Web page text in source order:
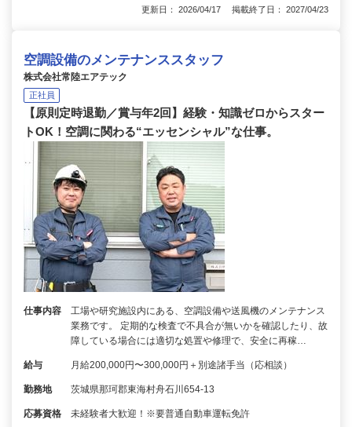
更新日： 2026/04/17 掲載終了日： 2027/04/23
空調設備のメンテナンススタッフ
株式会社常陸エアテック
正社員
【原則定時退勤／賞与年2回】経験・知識ゼロからスター
トOK！空調に関わる“エッセンシャル”な仕事。
仕事内容
工場や研究施設内にある、空調設備や送風機のメンテナンス
業務です。 定期的な検査で不具合が無いかを確認したり、故
障している場合には適切な処置や修理で、安全に再稼…
給与 月給200,000円〜300,000円＋別途諸手当（応相談）
勤務地 茨城県那珂郡東海村舟石川654-13
応募資格 未経験者大歓迎！※要普通自動車運転免許